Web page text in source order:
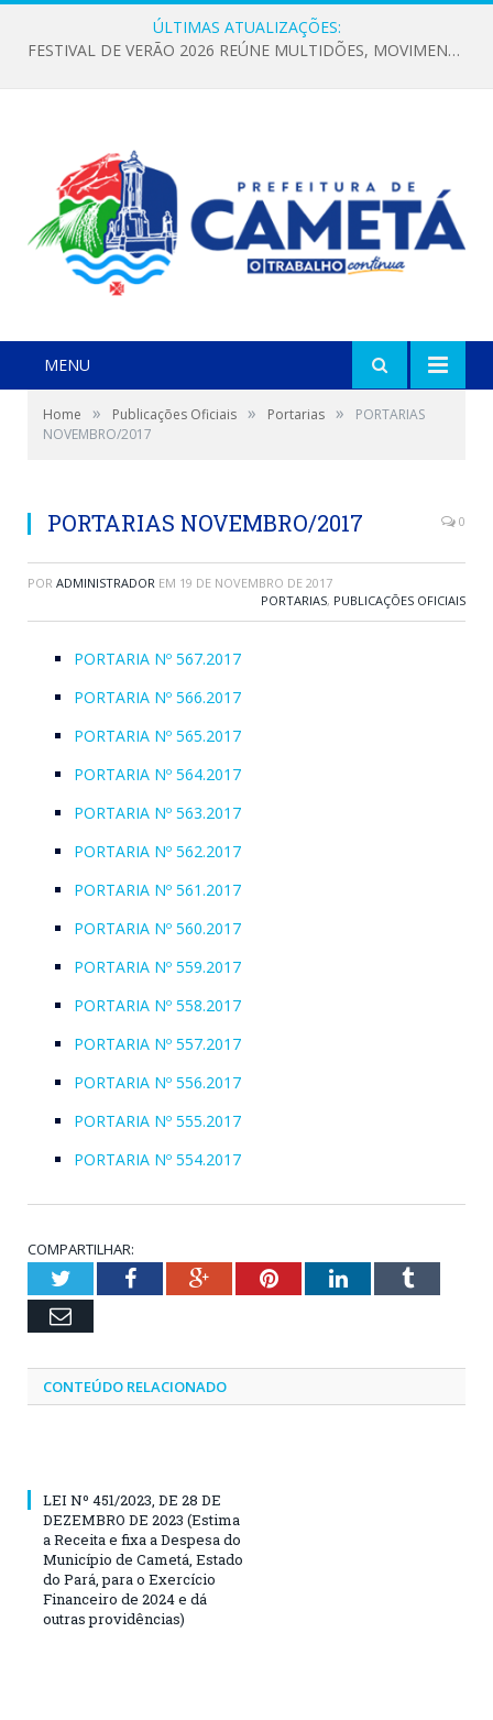
ÚLTIMAS ATUALIZAÇÕES:
FESTIVAL DE VERÃO 2026 REÚNE MULTIDÕES, MOVIMENTA A ECONOMIA E FORTALECE A CULTURA LOCAL
MENU
Home » Publicações Oficiais » Portarias »
PORTARIAS
NOVEMBRO/2017
PORTARIAS NOVEMBRO/2017 0
POR ADMINISTRADOR EM 19 DE NOVEMBRO DE 2017
PORTARIAS, PUBLICAÇÕES OFICIAIS
PORTARIA Nº 567.2017
PORTARIA Nº 566.2017
PORTARIA Nº 565.2017
PORTARIA Nº 564.2017
PORTARIA Nº 563.2017
PORTARIA Nº 562.2017
PORTARIA Nº 561.2017
PORTARIA Nº 560.2017
PORTARIA Nº 559.2017
PORTARIA Nº 558.2017
PORTARIA Nº 557.2017
PORTARIA Nº 556.2017
PORTARIA Nº 555.2017
PORTARIA Nº 554.2017
COMPARTILHAR:
TwitterFacebookGoogle+PinterestLinkedInTumblr
Email
CONTEÚDO RELACIONADO
LEI Nº 451/2023, DE 28 DE
DEZEMBRO DE 2023 (Estima
a Receita e fixa a Despesa do
Município de Cametá, Estado
do Pará, para o Exercício
Financeiro de 2024 e dá
outras providências)